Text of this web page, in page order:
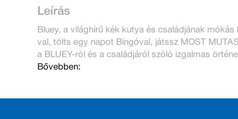
Leírás
Bluey, a világhírű kék kutya és családjának
val, tölts egy napot Bingóval, játssz MOST
a BLUEY-ról és a családjáról szóló izgalmas
Bővebben: